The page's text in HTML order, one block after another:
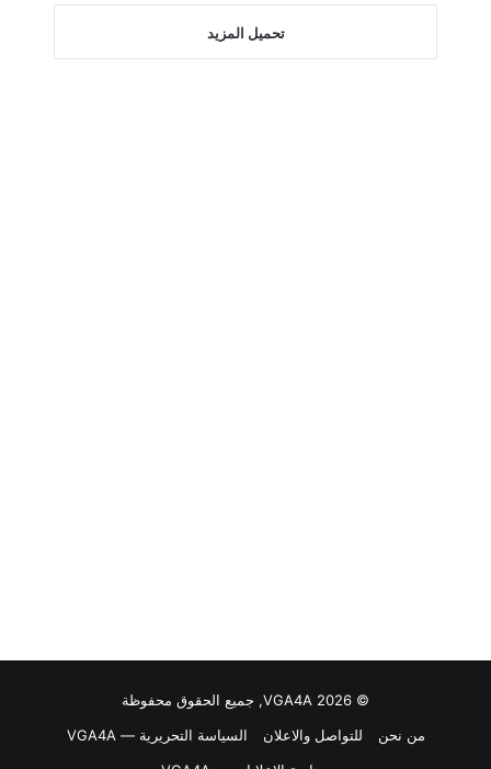
تحميل المزيد
© VGA4A 2026, جميع الحقوق محفوظة
من نحن
للتواصل والاعلان
السياسة التحريرية — VGA4A